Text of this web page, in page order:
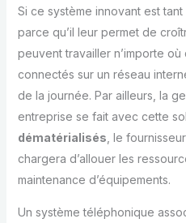
Si ce système innovant est
parce qu’il leur permet de
peuvent travailler n’importe
connectés sur un réseau
de la journée. Par ailleurs, la
entreprise se fait avec cette
dématérialisés , le
chargera d’allouer les
maintenance d’équipements.
Un système téléphonique